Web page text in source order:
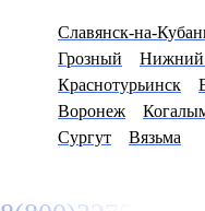
Славянск-на-
Грозный
Нижний
Краснотурьинск
Воронеж
Сургут
Вязьма